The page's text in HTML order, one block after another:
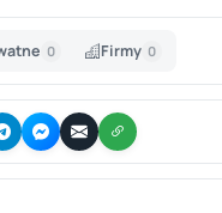
0 Firmy 0